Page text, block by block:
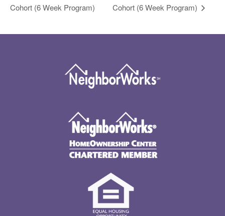
Cohort (6 Week Program)
Cohort (6 Week Program)